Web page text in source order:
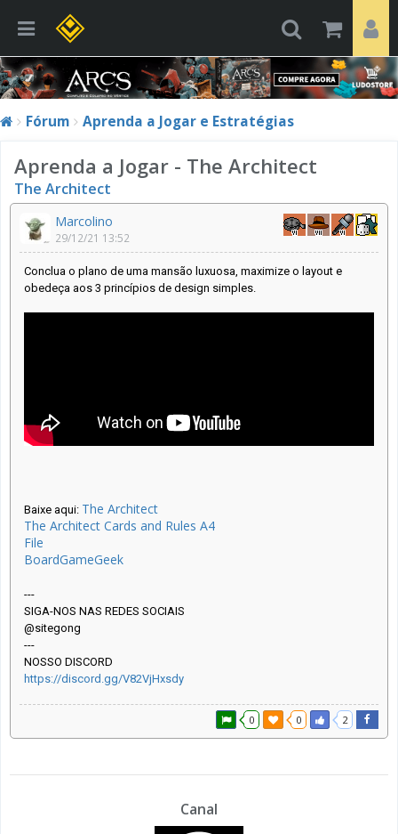
Fórum Aprenda a Jogar e Estratégias
Aprenda a Jogar - The Architect
The Architect
Marcolino
29/12/21 13:52
Conclua o plano de uma mansão luxuosa, maximize o layout e
obedeça aos 3 princípios de design simples.
Baixe aqui: The Architect
The Architect Cards and Rules A4
File
BoardGameGeek
---
SIGA-NOS NAS REDES SOCIAIS
@sitegong
---
NOSSO DISCORD
https://discord.gg/V82VjHxsdy
0 0 2
Canal